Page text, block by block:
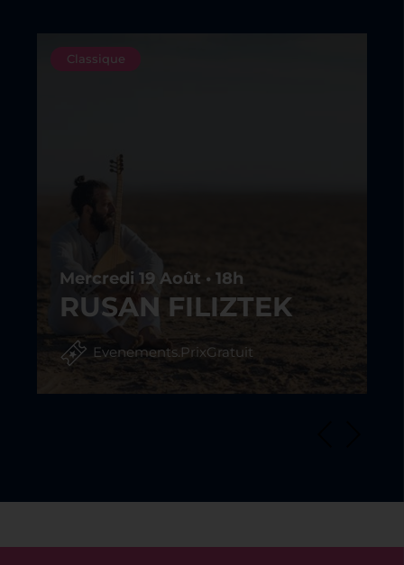
Classique
Mercredi 19 Août • 18h
RUSAN FILIZTEK
Evenements.PrixGratuit